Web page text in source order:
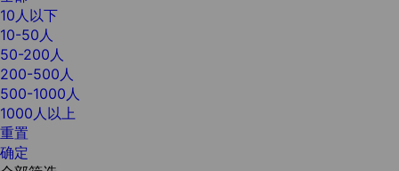
10人以下
10-50人
50-200人
200-500人
500-1000人
1000人以上
重置
确定